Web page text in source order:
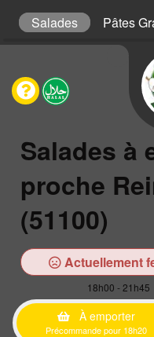
Salades Pâtes
Salades à
proche
(51100)
Actuellement
18h00 - 21h45
À emporter
Précommande pour 18h20